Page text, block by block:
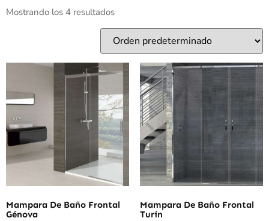
Mostrando los 4 resultados
Mampara De Baño Frontal
Génova
Mampara De Baño Frontal
Turín